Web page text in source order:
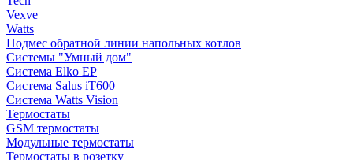
Vexve
Watts
Подмес обратной линии напольных котлов
Системы "Умный дом"
Система Elko EP
Система Salus iT600
Система Watts Vision
Термостаты
GSM термостаты
Модульные термостаты
Термостаты в розетку